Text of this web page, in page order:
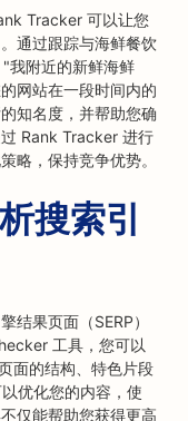
Tracker 可以让您
通过跟踪与海鲜餐饮
我附近的新鲜海鲜
网站在一段时间内的
知名度，并帮助您确
Rank Tracker 进行
略，保持竞争优势。
搜索引
结果页面（SERP）
工具，您可以
面的结构、特色片段
优化您的内容，使
仅能帮助您获得更高